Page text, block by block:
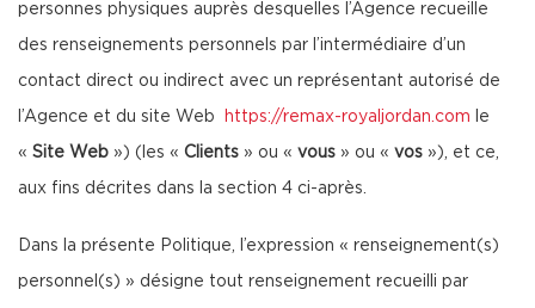
personnes physiques auprès desquelles l’Agence recueille
des renseignements personnels par l’intermédiaire d’un
contact direct ou indirect avec un représentant autorisé de
l’Agence et du site Web https://remax-royaljordan.com le
« Site Web ») (les « Clients » ou « vous » ou « vos »), et ce,
aux fins décrites dans la section 4 ci-après.
Dans la présente Politique, l’expression « renseignement(s)
personnel(s) » désigne tout renseignement recueilli par